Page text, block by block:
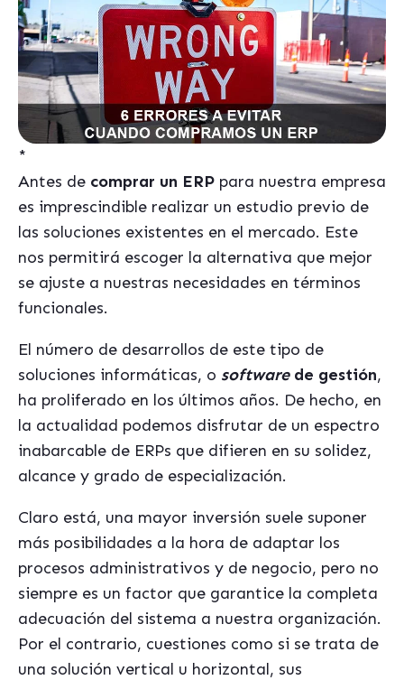
*
Antes de comprar un ERP para nuestra empresa
es imprescindible realizar un estudio previo de
las soluciones existentes en el mercado. Este
nos permitirá escoger la alternativa que mejor
se ajuste a nuestras necesidades en términos
funcionales.
El número de desarrollos de este tipo de
soluciones informáticas, o software de gestión,
ha proliferado en los últimos años. De hecho, en
la actualidad podemos disfrutar de un espectro
inabarcable de ERPs que difieren en su solidez,
alcance y grado de especialización.
Claro está, una mayor inversión suele suponer
más posibilidades a la hora de adaptar los
procesos administrativos y de negocio, pero no
siempre es un factor que garantice la completa
adecuación del sistema a nuestra organización.
Por el contrario, cuestiones como si se trata de
una solución vertical u horizontal, sus